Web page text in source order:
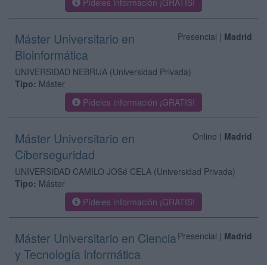
Pídeles información ¡GRATIS!
Presencial | Madrid
Máster Universitario en
Bioinformática
UNIVERSIDAD NEBRIJA (Universidad Privada)
Tipo: Máster
Pídeles información ¡GRATIS!
Online | Madrid
Máster Universitario en
Ciberseguridad
UNIVERSIDAD CAMILO JOSé CELA (Universidad Privada)
Tipo: Máster
Pídeles información ¡GRATIS!
Presencial | Madrid
Máster Universitario en Ciencia
y Tecnología Informática